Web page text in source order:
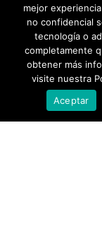
Política de
Política de
Suscribirse a
mejor
no confidencial
tecnología o
completamente
obtener más
visite nuestra
Aceptar